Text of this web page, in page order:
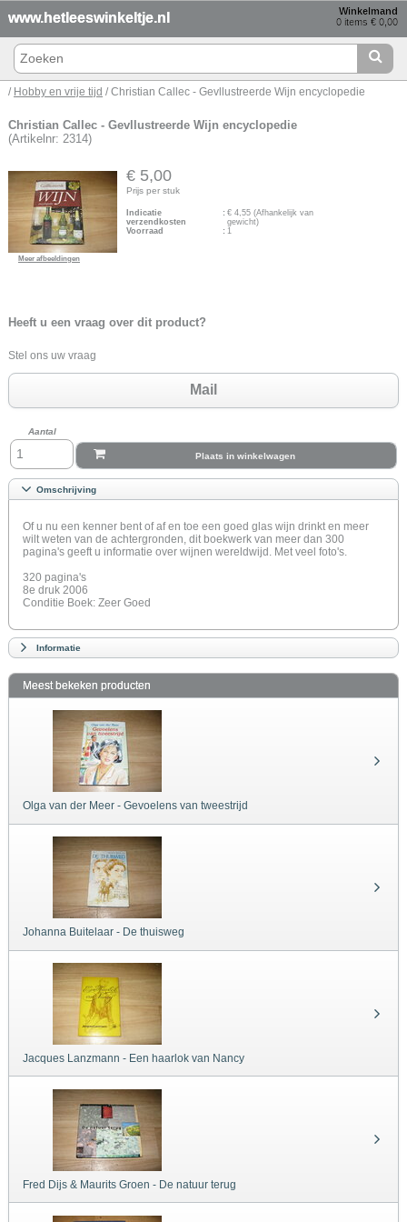
Winkelmand
0 items € 0,00
www.hetleeswinkeltje.nl
/ Hobby en vrije tijd / Christian Callec - Gevllustreerde Wijn encyclopedie
Christian Callec - Gevllustreerde Wijn encyclopedie
(Artikelnr: 2314)
Meer afbeeldingen
€ 5,00
Prijs per stuk
Indicatie
verzendkosten
: €4,55 (Afhankelijk van
gewicht)
Voorraad
: 1
Heeft u een vraag over dit product?
Stel ons uw vraag
Mail
Aantal
Plaats in winkelwagen
Omschrijving
Of u nu een kenner bent of af en toe een goed glas wijn drinkt en meer
wilt weten van de achtergronden, dit boekwerk van meer dan 300
pagina's geeft u informatie over wijnen wereldwijd. Met veel foto's.
320 pagina's
8e druk 2006
Conditie Boek: Zeer Goed
Informatie
Meest bekeken producten
Olga van der Meer - Gevoelens van tweestrijd
Johanna Buitelaar - De thuisweg
Jacques Lanzmann - Een haarlok van Nancy
Fred Dijs & Maurits Groen - De natuur terug